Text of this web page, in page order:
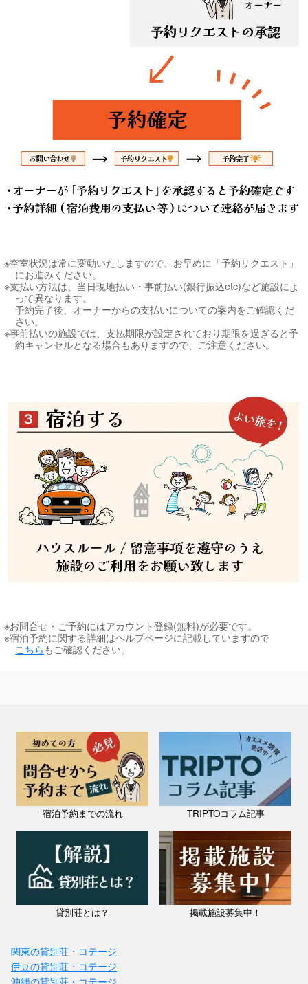
※空室状況は常に変動いたしますので、お早めに「予約リクエスト」
にお進みください。
※支払い方法は、当日現地払い・事前払い(銀行振込etc)など施設によ
って異なります。
予約完了後、オーナーからの支払いについての案内をご確認くだ
さい。
※事前払いの施設では、支払期限が設定されており期限を過ぎると予
約キャンセルとなる場合もありますので、ご注意ください。
※お問合せ・ご予約にはアカウント登録(無料)が必要です。
※宿泊予約に関する詳細はヘルプページに記載していますので
こちらもご確認ください。
宿泊予約までの流れ TRIPTOコラム記事
貸別荘とは？ 掲載施設募集中！
関東の貸別荘・コテージ
伊豆の貸別荘・コテージ